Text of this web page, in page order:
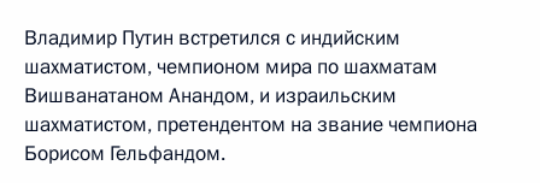
Владимир Путин встретился с индийским
шахматистом, чемпионом мира по шахматам
Вишванатаном Анандом, и израильским
шахматистом, претендентом на звание чемпиона
Борисом Гельфандом.